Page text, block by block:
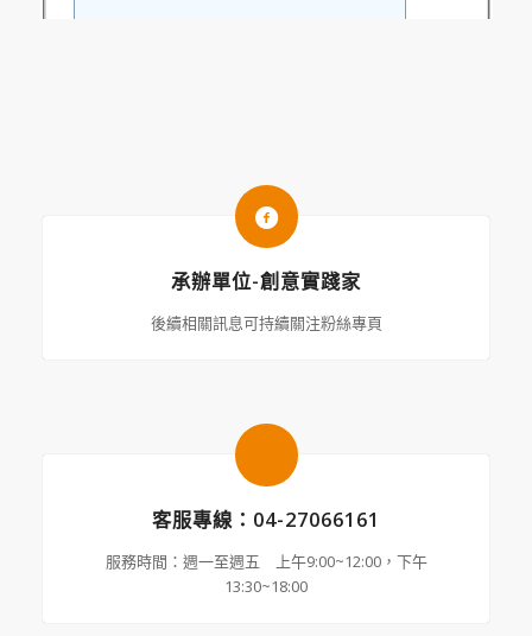
承辦單位-創意實踐家
後續相關訊息可持續關注粉絲專頁
客服專線：04-27066161
服務時間：週一至週五 上午9:00~12:00，下午
13:30~18:00